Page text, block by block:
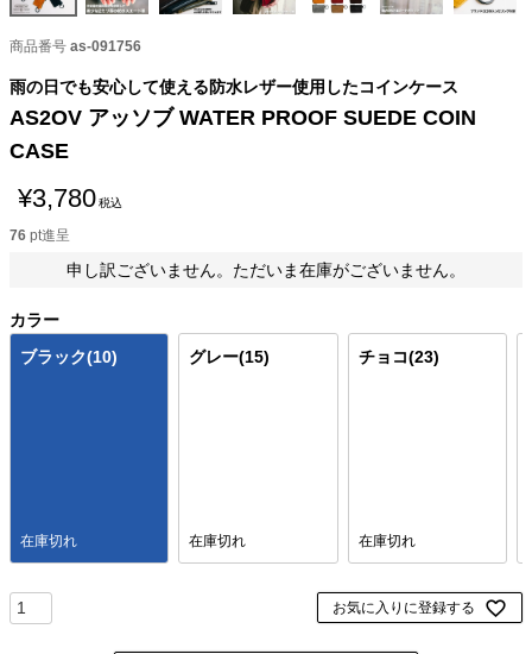
商品番号 as-091756
雨の日でも安心して使える防水レザー使用したコインケース
AS2OV アッソブ WATER PROOF SUEDE COIN
CASE
¥3,780税込
76 pt進呈
申し訳ございません。ただいま在庫がございません。
カラー
ブラック(10)
在庫切れ
グレー(15)
在庫切れ
チョコ(23)
在庫切れ
お気に入りに登録する